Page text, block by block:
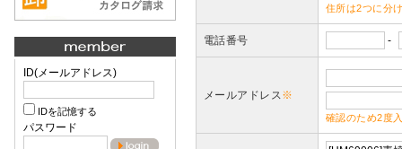
ID(メールアドレス)
IDを記憶する
パスワード
住所は2つに分
電話番号 -
メールアドレス※
確認のため2度